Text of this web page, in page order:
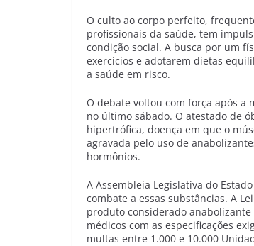
O culto ao corpo perfeito,
profissionais da saúde, tem
condição social. A busca por um
exercícios e adotarem dietas
a saúde em risco.
O debate voltou com força após a
no último sábado. O atestado de
hipertrófica, doença em que o
agravada pelo uso de
hormônios.
A Assembleia Legislativa do
combate a essas substâncias. A
produto considerado
médicos com as especificações
multas entre 1.000 e 10.000